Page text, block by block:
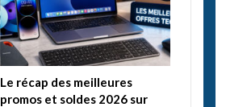
Le récap des meilleures
promos et soldes 2026 sur